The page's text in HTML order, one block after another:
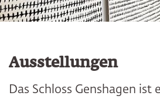
Ausstellungen
Das Schloss Genshagen ist